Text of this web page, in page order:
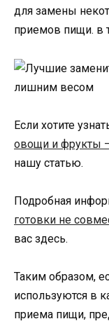
для замены
приемов пищи. в
Если хотите
овощи и фрукты
нашу статью.
Подробная
готовки не
вас здесь.
Таким образом,
используются в
приема пищи,